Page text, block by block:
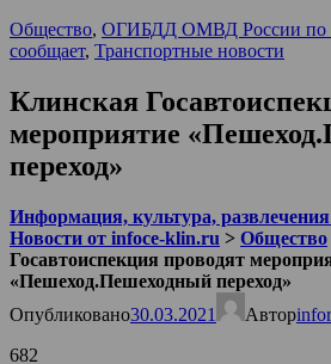
Общество, ОГИБДД ОМВД России по
сообщает, Транспортные новости
Клинская
мероприятие
переход»
Информация, культура,
Новости от infoce-klin.ru > Общество
Госавтоиспекция проводят
«Пешеход.Пешеходный переход»
Опубликовано30.03.2021 Автор
682